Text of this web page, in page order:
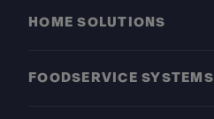
HOME SOLUTIONS
FOODSERVICE SYSTEMS